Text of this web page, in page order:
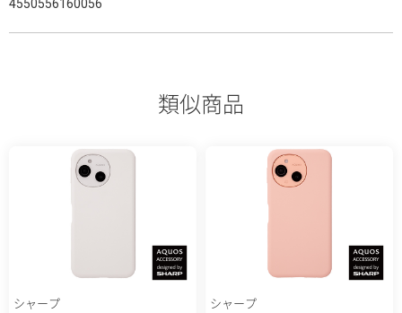
4550556160056
類似商品
シャープ
シャープ